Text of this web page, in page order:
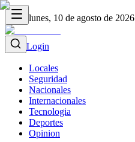
lunes, 10 de agosto de 2026
Login
Locales
Seguridad
Nacionales
Internacionales
Tecnologia
Deportes
Opinion